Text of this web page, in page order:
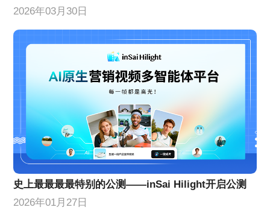
2026年03月30日
史上最最最最特别的公测——inSai Hilight开启公测
2026年01月27日